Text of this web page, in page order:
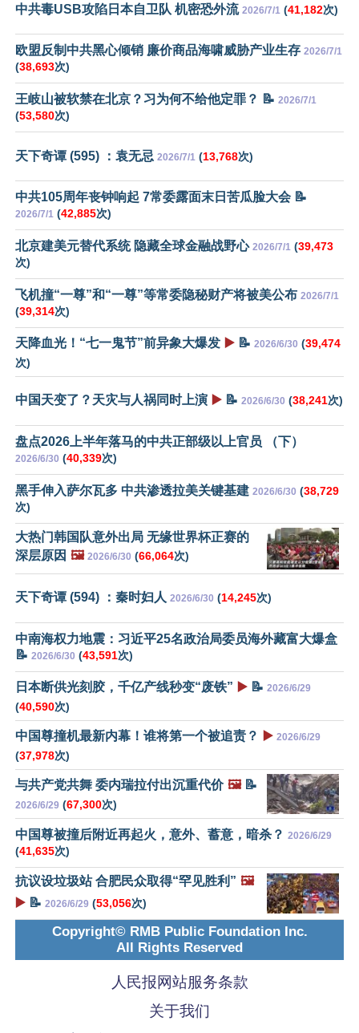
中共毒USB攻陷日本自卫队 机密恐外流 2026/7/1 (41,182次)
欧盟反制中共黑心倾销 廉价商品海啸威胁产业生存 2026/7/1
(38,693次)
王岐山被软禁在北京？习为何不给他定罪？ 📝 2026/7/1
(53,580次)
天下奇谭 (595) ：袁无忌 2026/7/1 (13,768次)
中共105周年丧钟响起 7常委露面末日苦瓜脸大会 📝
2026/7/1 (42,885次)
北京建美元替代系统 隐藏全球金融战野心 2026/7/1 (39,473
次)
飞机撞“一尊”和“一尊”等常委隐秘财产将被美公布 2026/7/1
(39,314次)
天降血光！“七一鬼节”前异象大爆发 ▶️ 📝 2026/6/30 (39,474
次)
中国天变了？天灾与人祸同时上演 ▶️ 📝 2026/6/30 (38,241次)
盘点2026上半年落马的中共正部级以上官员 （下）
2026/6/30 (40,339次)
黑手伸入萨尔瓦多 中共渗透拉美关键基建 2026/6/30 (38,729
次)
大热门韩国队意外出局 无缘世界杯正赛的
深层原因 🖼️ 2026/6/30 (66,064次)
天下奇谭 (594) ：秦时妇人 2026/6/30 (14,245次)
中南海权力地震：习近平25名政治局委员海外藏富大爆盒
📝 2026/6/30 (43,591次)
日本断供光刻胶，千亿产线秒变“废铁” ▶️ 📝 2026/6/29
(40,590次)
中国尊撞机最新内幕！谁将第一个被追责？ ▶️ 2026/6/29
(37,978次)
与共产党共舞 委内瑞拉付出沉重代价 🖼️📝
2026/6/29 (67,300次)
中国尊被撞后附近再起火，意外、蓄意，暗杀？ 2026/6/29
(41,635次)
抗议设垃圾站 合肥民众取得“罕见胜利” 🖼️
▶️ 📝 2026/6/29 (53,056次)
Copyright© RMB Public Foundation Inc.
All Rights Reserved
人民报网站服务条款
关于我们